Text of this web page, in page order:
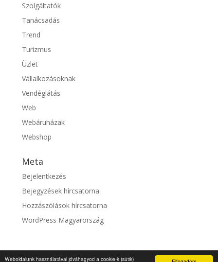
Weboldalunk használatával jóváhagyod a cookie-k (sütik)
Szolgáltatók
Tanácsadás
Trend
Turizmus
Üzlet
Vállalkozásoknak
Vendéglátás
Web
Webáruházak
Webshop
Meta
Bejelentkezés
Bejegyzések hírcsatorna
Hozzászólások hírcsatorna
WordPress Magyarország